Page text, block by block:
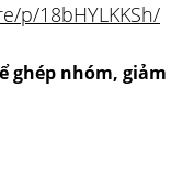
p/18bHYLKKSh/
ghép nhóm, giảm